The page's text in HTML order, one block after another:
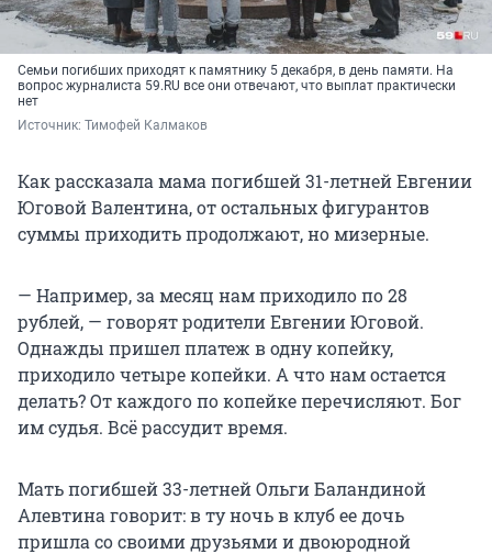
Семьи погибших приходят к памятнику 5 декабря, в день памяти. На
вопрос журналиста 59.RU все они отвечают, что выплат практически
нет
Источник: Тимофей Калмаков
Как рассказала мама погибшей 31-летней Евгении
Юговой Валентина, от остальных фигурантов
суммы приходить продолжают, но мизерные.
— Например, за месяц нам приходило по 28
рублей, — говорят родители Евгении Юговой.
Однажды пришел платеж в одну копейку,
приходило четыре копейки. А что нам остается
делать? От каждого по копейке перечисляют. Бог
им судья. Всё рассудит время.
Мать погибшей 33-летней Ольги Баландиной
Алевтина говорит: в ту ночь в клуб ее дочь
пришла со своими друзьями и двоюродной